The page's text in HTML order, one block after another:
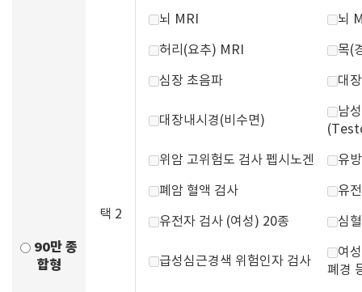
90만 종
합형
택 2
뇌 MRI 뇌
허리(요추) MRI 목(
심장 초음파 대
대장내시경(비수면)
남
위암 고위험도 검사 펩시노겐 유
폐암 혈액 검사 유
유전자 검사 (여성) 20종 심
급성심근경색 위험인자 검사
여
폐경